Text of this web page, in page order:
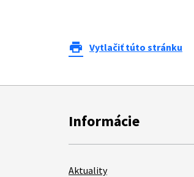
print Vytlačiť túto stránku
Informácie
Aktuality